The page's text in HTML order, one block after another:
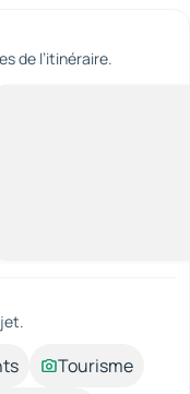
de l’itinéraire.
Tourisme